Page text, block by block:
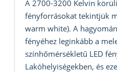
A 2700-3200 Kelvin
fényforrásokat tekintjük
warm white). A
fényéhez leginkább a
színhőmérsékletű LED
Lakóhelyiségekben, és